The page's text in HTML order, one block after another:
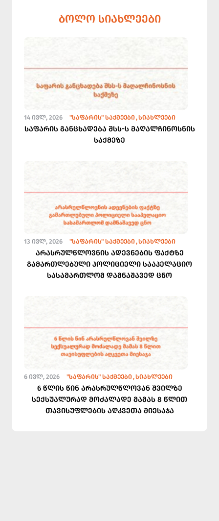
ᲑᲝᲚᲝ ᲡᲘᲐᲮᲚᲔᲔᲑᲘ
14 ᲘᲕᲚ, 2026 "ᲡᲐᲤᲐᲠᲘᲡ" ᲡᲐᲥᲛᲔᲔᲑᲘ ᲡᲘᲐᲮᲚᲔᲔᲑᲘ
საფარის განცხადება შსს-ს მაღალჩინოსნის
საქმეზე
13 ᲘᲕᲚ, 2026 "ᲡᲐᲤᲐᲠᲘᲡ" ᲡᲐᲥᲛᲔᲔᲑᲘ ᲡᲘᲐᲮᲚᲔᲔᲑᲘ
არასრულწლოვნის ადევნების ფაქტზე
გამართლებული პოლიციელი სააპელაციო
სასამართლომ დამნაშავედ ცნო
6 ᲘᲕᲚ, 2026 "ᲡᲐᲤᲐᲠᲘᲡ" ᲡᲐᲥᲛᲔᲔᲑᲘ ᲡᲘᲐᲮᲚᲔᲔᲑᲘ
6 წლის წინ არასრულწლოვან შვილზე
სექსუალურად მოძალადე მამას 8 წლით
თავისუფლების აღკვეთა მიესაჯა